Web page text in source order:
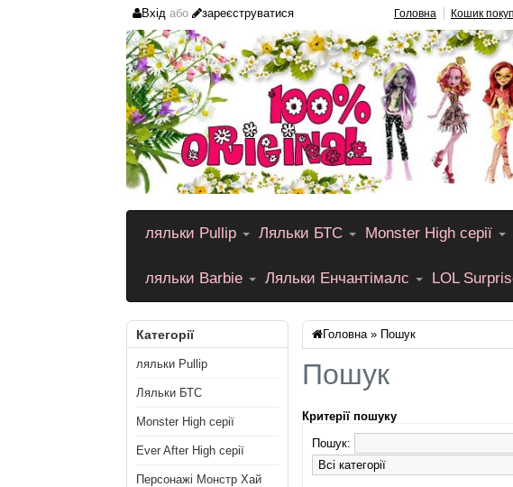
Вхід або зареєструватися Головна Кошик
ляльки Pullip Ляльки БТС Monster High серії
ляльки Barbie Ляльки Енчантімалс LOL
Категорії
ляльки Pullip
Ляльки БТС
Monster High серії
Ever After High серії
Персонажі Монстр Хай
Головна» Пошук
Пошук
Критерії пошуку
Пошук: